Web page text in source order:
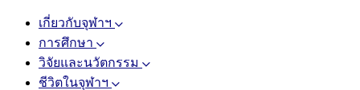
เกี่ยวกับจุฬาฯ
การศึกษา
วิจัยและนวัตกรรม
ชีวิตในจุฬาฯ